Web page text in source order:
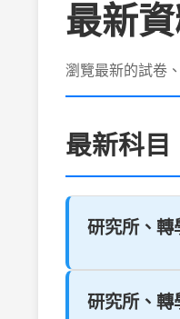
最新
瀏覽最新的試卷
最新科目
研究所、
研究所、